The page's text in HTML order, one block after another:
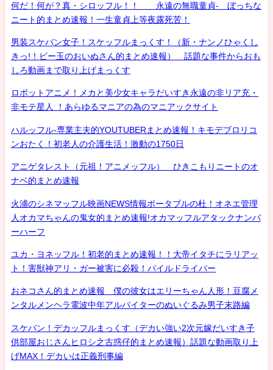
何だ！何が？真・シロッフル！！ 永遠の無職童貞- ぼっちな
ニート的まとめ速報！一生童貞上等夜露死苦！
男装スケバン女子！スケッフルまっくす！（新・ナンノひゃくし
きっ!！ビー玉のおいぬさん的まとめ速報） 話題な事件からおも
しろ動画まで取り上げまっくす
ロボットアニメ！メカと美少女キャラだいすき永遠の非リア充・
非モテ星人 ！あらゆるマニアの為のマニアックサイト
ハルッフル-専業主夫的YOUTUBERまとめ速報！キモデブロリコ
ンおたく！初老人の介護生活！激動の1750日
アニゲタレスト（元祖！アニメッフル） ひきこもりニートのオ
ナベ的まとめ速報
火浦のシネマッフル映画NEWS情報ポータブルの杜！オネエ管理
人オカマちゃんの鬼女的まとめ速報!オカマッフルアタックナンバ
ーハーフ
ユカ・ヨネッフル！初老的まとめ速報！！大帝イタチにラリアッ
ト！害獣神アリ・ガー被害に必殺！パイルドライバー
おネコさん的まとめ速報 僕の彼女はエリーちゃん人形！豆腐メ
ンタルメンヘラ電波中年アルバイターのぬいぐるみ男子末路編
スケバン！デカッフルまっくす（デカい強い2次元嫁だいすき子
供部屋おじさんヒロシ之古惑仔的まとめ速報）話題な動画取り上
げMAX！デカいは正義刑事編